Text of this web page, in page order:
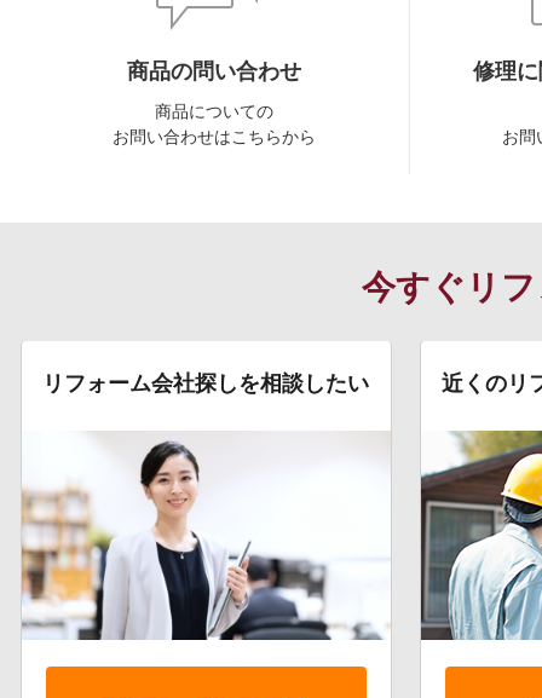
商品の問い合わせ
商品についての
お問い合わせはこちらから
修理
お問
今すぐリ
リフォーム会社探しを相談したい 近くのリ